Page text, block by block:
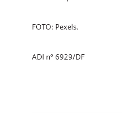
FOTO: Pexels.
ADI nº 6929/DF